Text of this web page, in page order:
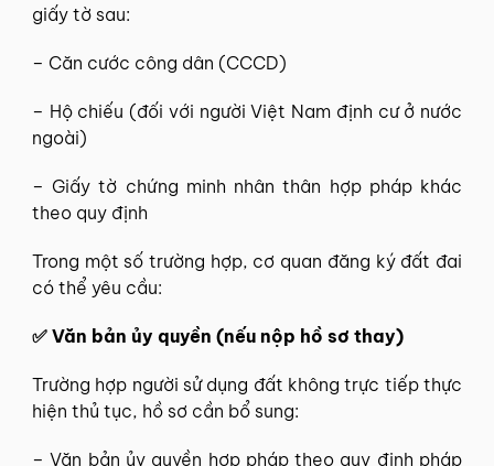
giấy tờ sau:
– Căn cước công dân (CCCD)
– Hộ chiếu (đối với người Việt Nam định cư ở nước
ngoài)
– Giấy tờ chứng minh nhân thân hợp pháp khác
theo quy định
Trong một số trường hợp, cơ quan đăng ký đất đai
có thể yêu cầu:
✅ Văn bản ủy quyền (nếu nộp hồ sơ thay)
Trường hợp người sử dụng đất không trực tiếp thực
hiện thủ tục, hồ sơ cần bổ sung:
– Văn bản ủy quyền hợp pháp theo quy định pháp